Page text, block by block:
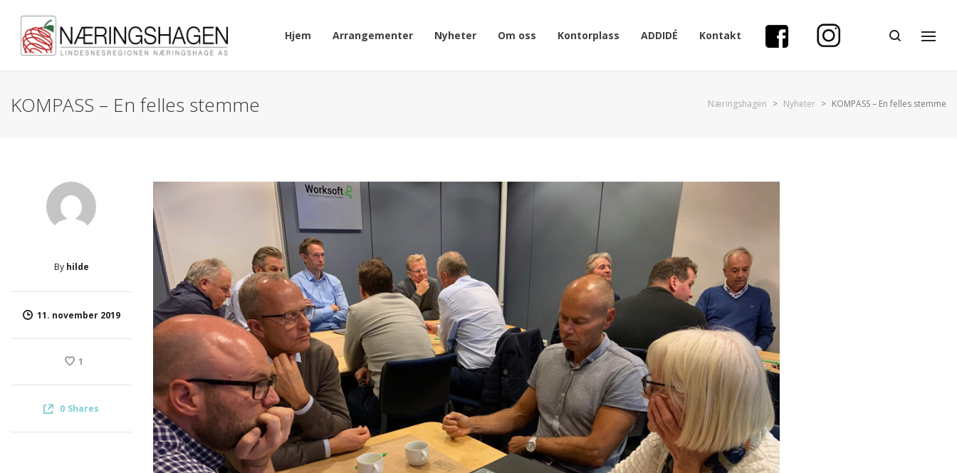
Hjem Arrangementer Nyheter Om oss Kontorplass ADDIDÉ Kontakt
KOMPASS – En felles stemme Næringshagen > Nyheter > KOMPASS – En felles stemme
By hilde
11. november 2019
1
0 Shares